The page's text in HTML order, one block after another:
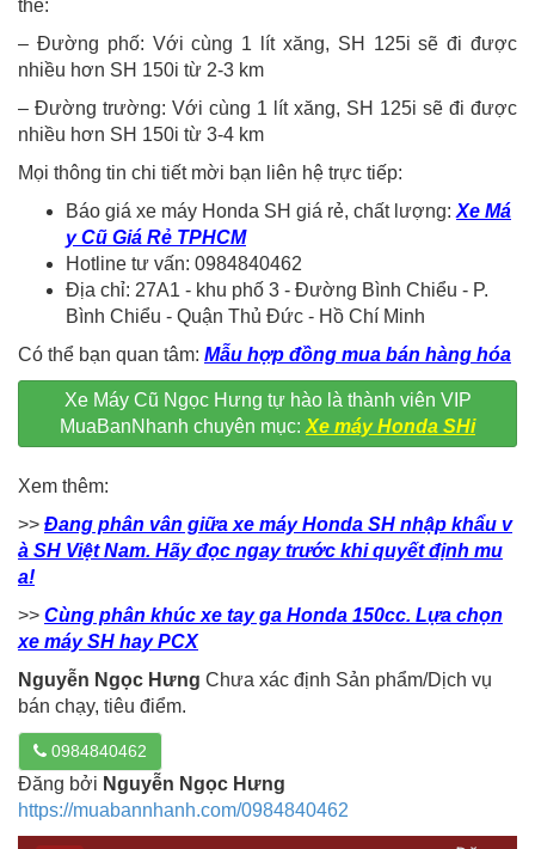
thể:
– Đường phố: Với cùng 1 lít xăng, SH 125i sẽ đi được
nhiều hơn SH 150i từ 2-3 km
– Đường trường: Với cùng 1 lít xăng, SH 125i sẽ đi được
nhiều hơn SH 150i từ 3-4 km
Mọi thông tin chi tiết mời bạn liên hệ trực tiếp:
Báo giá xe máy Honda SH giá rẻ, chất lượng: Xe Má
y Cũ Giá Rẻ TPHCM
Hotline tư vấn: 0984840462
Địa chỉ: 27A1 - khu phố 3 - Đường Bình Chiểu - P.
Bình Chiểu - Quận Thủ Đức - Hồ Chí Minh
Có thể bạn quan tâm: Mẫu hợp đồng mua bán hàng hóa
Xe Máy Cũ Ngọc Hưng tự hào là thành viên VIP
MuaBanNhanh chuyên mục: Xe máy Honda SHi
Xem thêm:
>> Đang phân vân giữa xe máy Honda SH nhập khẩu v
à SH Việt Nam. Hãy đọc ngay trước khi quyết định mu
a!
>> Cùng phân khúc xe tay ga Honda 150cc. Lựa chọn
xe máy SH hay PCX
Nguyễn Ngọc Hưng Chưa xác định Sản phẩm/Dịch vụ
bán chạy, tiêu điểm.
0984840462
Đăng bởi Nguyễn Ngọc Hưng
https://muabannhanh.com/0984840462